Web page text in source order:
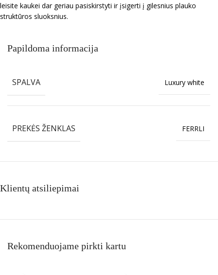
leisite kaukei dar geriau pasiskirstyti ir įsigerti į gilesnius plauko
struktūros sluoksnius.
Papildoma informacija
SPALVA Luxury white
PREKĖS ŽENKLAS FERRLI
Klientų atsiliepimai
Rekomenduojame pirkti kartu